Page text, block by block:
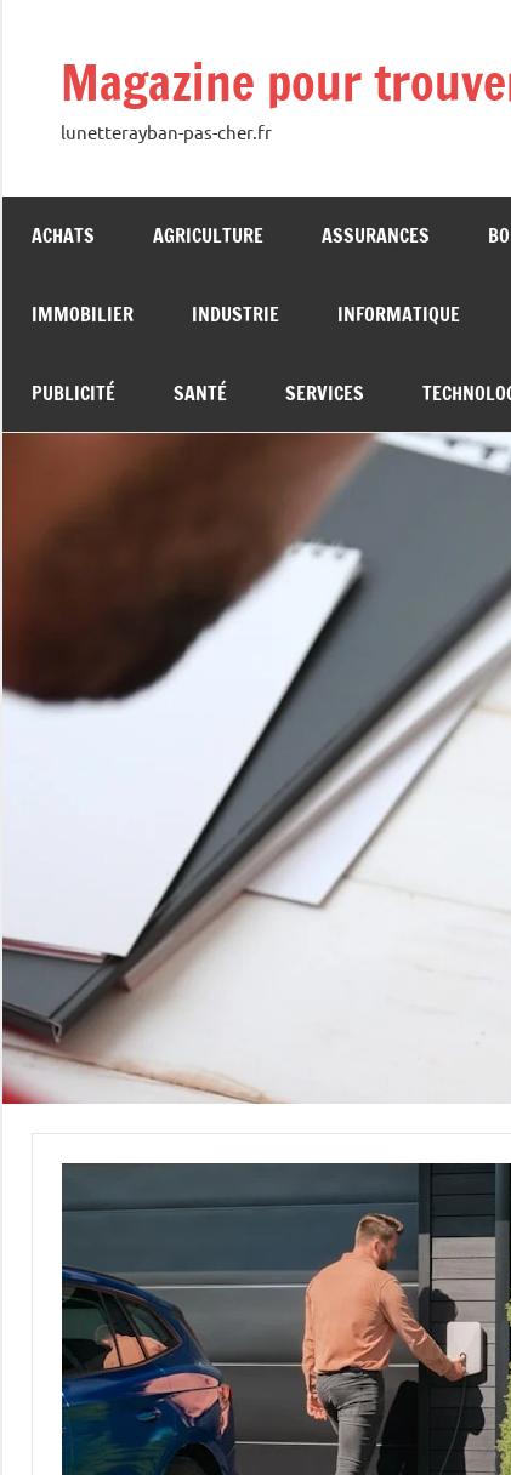
contenuMagazine pour
lunetterayban-pas-cher.fr
ACHATS AGRICULTURE ASSURANCES
IMMOBILIER INDUSTRIE INFORMATIQUE
PUBLICITÉ SANTÉ SERVICES